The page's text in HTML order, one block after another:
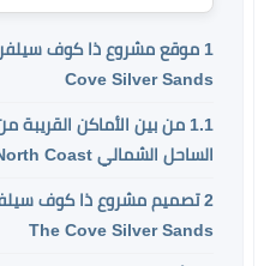
1
Cove Silver Sands
1.1 من بين الأماكن
الساحل الشمالي The Cove Ora North Coast
2 تصميم مشروع ذا كوف
The Cove Silver Sands